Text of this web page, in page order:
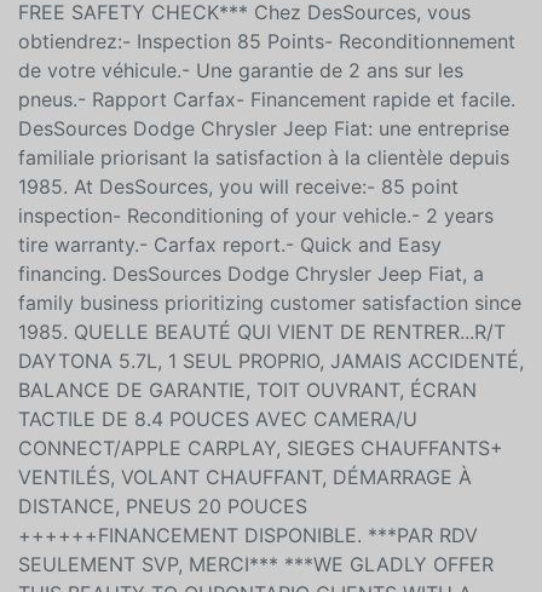
FREE SAFETY CHECK*** Chez DesSources, vous
obtiendrez:- Inspection 85 Points- Reconditionnement
de votre véhicule.- Une garantie de 2 ans sur les
pneus.- Rapport Carfax- Financement rapide et facile.
DesSources Dodge Chrysler Jeep Fiat: une entreprise
familiale priorisant la satisfaction à la clientèle depuis
1985. At DesSources, you will receive:- 85 point
inspection- Reconditioning of your vehicle.- 2 years
tire warranty.- Carfax report.- Quick and Easy
financing. DesSources Dodge Chrysler Jeep Fiat, a
family business prioritizing customer satisfaction since
1985. QUELLE BEAUTÉ QUI VIENT DE RENTRER...R/T
DAYTONA 5.7L, 1 SEUL PROPRIO, JAMAIS ACCIDENTÉ,
BALANCE DE GARANTIE, TOIT OUVRANT, ÉCRAN
TACTILE DE 8.4 POUCES AVEC CAMERA/U
CONNECT/APPLE CARPLAY, SIEGES CHAUFFANTS+
VENTILÉS, VOLANT CHAUFFANT, DÉMARRAGE À
DISTANCE, PNEUS 20 POUCES
++++++FINANCEMENT DISPONIBLE. ***PAR RDV
SEULEMENT SVP, MERCI*** ***WE GLADLY OFFER